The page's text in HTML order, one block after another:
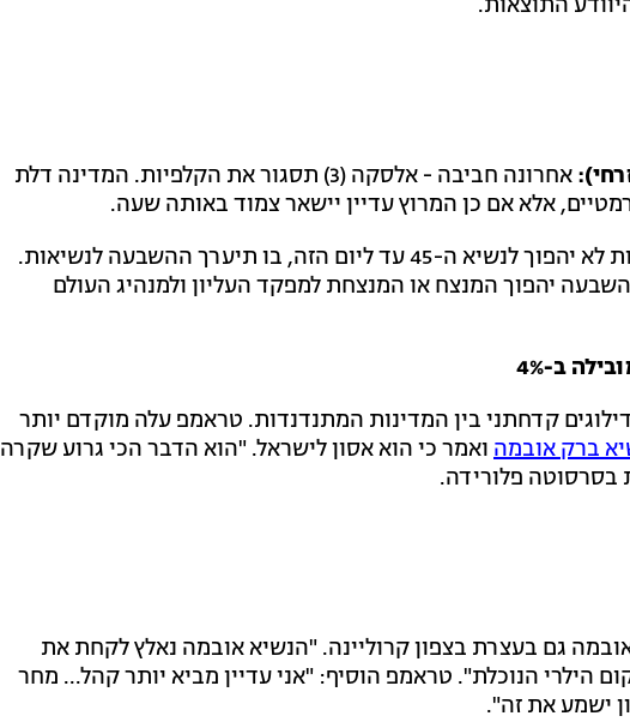
התוצאות.
אחרונה חביבה - אלסקה (3) תסגור את הקלפיות. המדינה דלת
אלא אם כן המרוץ עדיין יישאר צמוד באותה שעה.
המנצח הגדול בבחירות לא יהפוך לנשיא ה-45 עד ליום הזה, בו תיערך ההשבעה לנשיאות.
יהפוך המנצח או המנצחת למפקד העליון ולמנהיג העולם
ב-4%
קדחתני בין המדינות המתנדנדות. טראמפ עלה מוקדם יותר
ברק אובמה ואמר כי הוא אסון לישראל. "הוא הדבר הכי גרוע שקרה
בסרסוטה פלורידה.
גם בעצרת בצפון קרוליינה. "הנשיא אובמה נאלץ לקחת את
במקום הילרי הנוכלת". טראמפ הוסיף: "אני עדיין מביא יותר קהל... מחר
ישמע את זה".